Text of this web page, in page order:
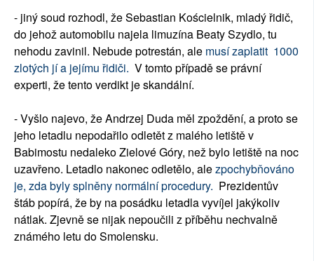
- jiný soud rozhodl, že Sebastian Kościelnik, mladý řidič,
do jehož automobilu najela limuzína Beaty Szydlo, tu
nehodu zavinil. Nebude potrestán, ale musí zaplatit 1000
zlotých jí a jejímu řidiči. V tomto případě se právní
experti, že tento verdikt je skandální.
- Vyšlo najevo, že Andrzej Duda měl zpoždění, a proto se
jeho letadlu nepodařilo odletět z malého letiště v
Babimostu nedaleko Zielové Góry, než bylo letiště na noc
uzavřeno. Letadlo nakonec odletělo, alezpochybňováno
je, zda byly splněny normální procedury. Prezidentův
štáb popírá, že by na posádku letadla vyvíjel jakýkoliv
nátlak. Zjevně se nijak nepoučili z příběhu nechvalně
známého letu do Smolensku.